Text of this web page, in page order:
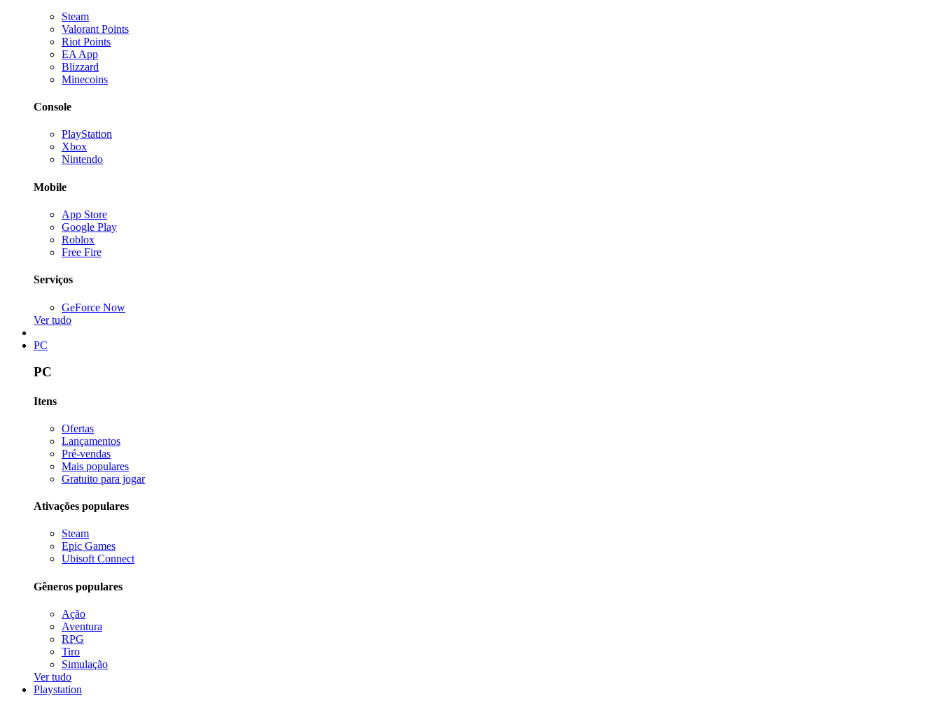
Steam
Valorant Points
Riot Points
EA App
Blizzard
Minecoins
Console
PlayStation
Xbox
Nintendo
Mobile
App Store
Google Play
Roblox
Free Fire
Serviços
GeForce Now
Ver tudo
PC
PC
Itens
Ofertas
Lançamentos
Pré-vendas
Mais populares
Gratuito para jogar
Ativações populares
Steam
Epic Games
Ubisoft Connect
Gêneros populares
Ação
Aventura
RPG
Tiro
Simulação
Ver tudo
Playstation